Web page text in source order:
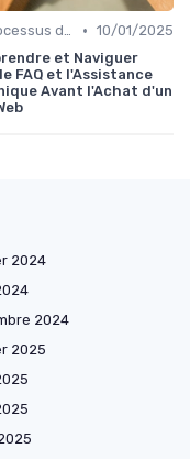
Le processus d'acquisition • 10/01/2025
et Naviguer
FAQ et l'Assistance
Avant l'Achat d'un
2024
2024
2025